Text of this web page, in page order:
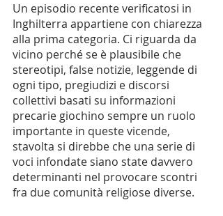
Un episodio recente verificatosi in
Inghilterra appartiene con chiarezza
alla prima categoria. Ci riguarda da
vicino perché se è plausibile che
stereotipi, false notizie, leggende di
ogni tipo, pregiudizi e discorsi
collettivi basati su informazioni
precarie giochino sempre un ruolo
importante in queste vicende,
stavolta si direbbe che una serie di
voci infondate siano state davvero
determinanti nel provocare scontri
fra due comunità religiose diverse.